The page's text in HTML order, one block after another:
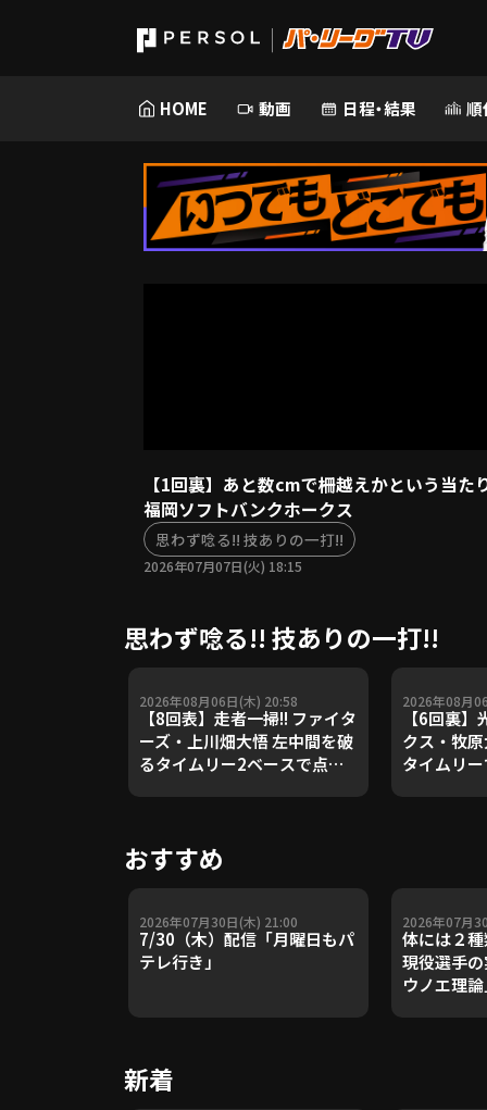
HOME 動画 日程・結果 順
【1回裏】あと数cmで柵越えかという当
福岡ソフトバンクホークス
思わず唸る!! 技ありの一打!!
2026年07月07日(火) 18:15
思わず唸る!! 技ありの一打!!
2026年08月06日(木) 20:58
【8回表】走者一掃!! ファイタ
ーズ・上川畑大悟 左中間を破
るタイムリー2ベースで点差
2026年08月
【6回裏
クス・牧
タイムリ
おすすめ
2026年07月30日(木) 21:00
7/30（木）配信「月曜日もパ
テレ行き」
2026年07月
体には２
現役選手
ウノエ理
新着